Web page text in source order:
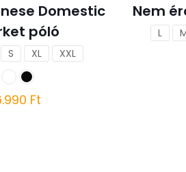
Domestic
póló
S XL XXL
Ft
Nem
L